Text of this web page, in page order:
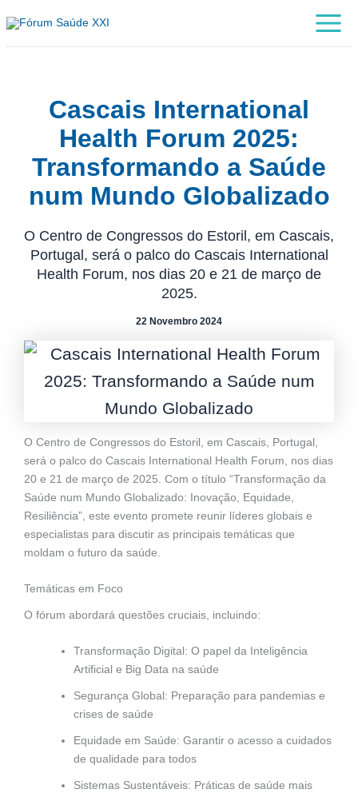
to
content
Main
Menu
Cascais International
Health Forum 2025:
Transformando a Saúde
num Mundo Globalizado
O Centro de Congressos do Estoril, em Cascais,
Portugal, será o palco do Cascais International
Health Forum, nos dias 20 e 21 de março de
2025.
22 Novembro 2024
O Centro de Congressos do Estoril, em Cascais, Portugal,
será o palco do Cascais International Health Forum, nos dias
20 e 21 de março de 2025. Com o título “Transformação da
Saúde num Mundo Globalizado: Inovação, Equidade,
Resiliência”, este evento promete reunir líderes globais e
especialistas para discutir as principais temáticas que
moldam o futuro da saúde.
Temáticas em Foco
O fórum abordará questões cruciais, incluindo:
Transformação Digital: O papel da Inteligência
Artificial e Big Data na saúde
Segurança Global: Preparação para pandemias e
crises de saúde
Equidade em Saúde: Garantir o acesso a cuidados
de qualidade para todos
Sistemas Sustentáveis: Práticas de saúde mais